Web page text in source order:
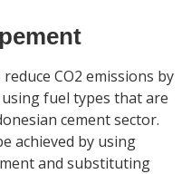
CO2 emissions by
fuel types that are
cement sector.
achieved by using
and substituting